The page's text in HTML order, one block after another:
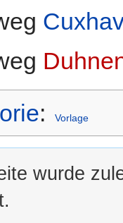
: Vorlage
wurde